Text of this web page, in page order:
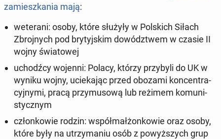
za­miesz­ka­nia mają:
we­te­ra­ni: osoby, które służyły w Pol­skich Siłach
Zbroj­nych pod bry­tyj­skim do­wódz­twem w czasie II
wojny świa­to­wej
uchodź­cy wojenni: Polacy, którzy przy­by­li do UK w
wyniku wojny, ucie­ka­jąc przed obozami kon­cen­tra­
cyj­ny­mi, pracą przy­mu­so­wą lub reżimem ko­mu­ni­
stycz­nym
człon­ko­wie rodzin: współ­mał­żon­ko­wie oraz osoby,
które były na utrzy­ma­niu osób z po­wyż­szych grup